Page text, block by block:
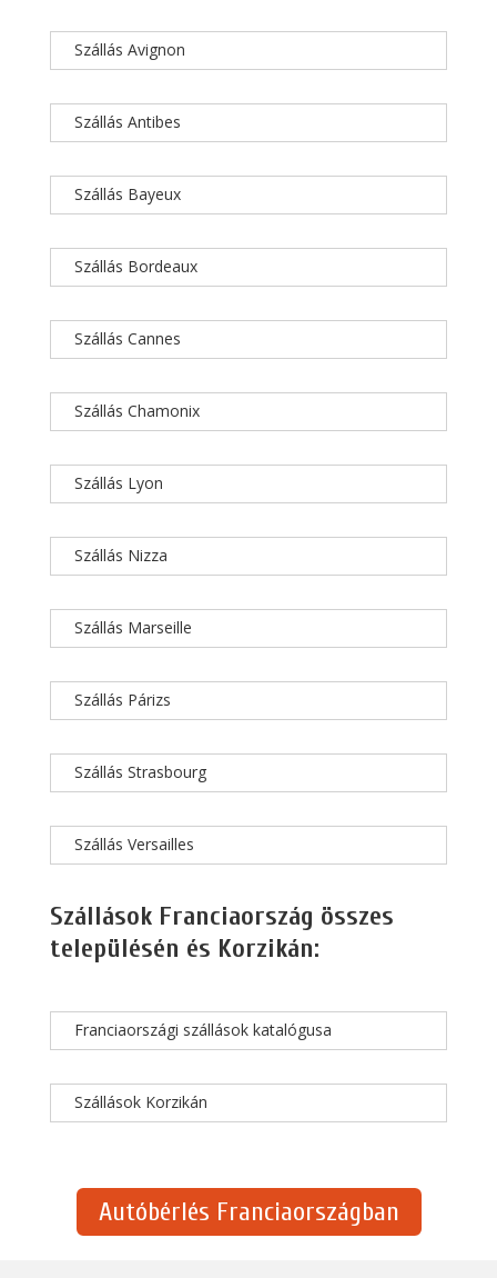
Szállás Avignon
Szállás Antibes
Szállás Bayeux
Szállás Bordeaux
Szállás Cannes
Szállás Chamonix
Szállás Lyon
Szállás Nizza
Szállás Marseille
Szállás Párizs
Szállás Strasbourg
Szállás Versailles
Szállások Franciaország összes
településén és Korzikán:
Franciaországi szállások katalógusa
Szállások Korzikán
Autóbérlés Franciaországban